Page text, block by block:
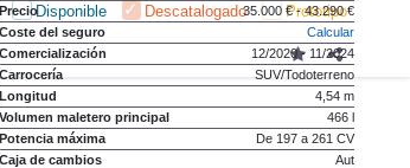
Disponible Descatalogado Prototipo
Precio
35.000 € - 43.290 €
Coste del seguro
Calcular
Comercialización
12/2020 - 11/2024
Carrocería
SUV/Todoterreno
Longitud
4,54 m
Volumen maletero principal
466 l
Potencia máxima
De 197 a 261 CV
Caja de cambios
Aut